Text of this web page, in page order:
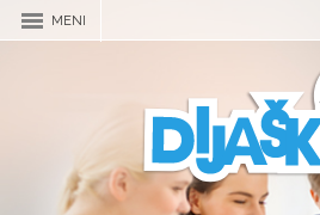
MENI